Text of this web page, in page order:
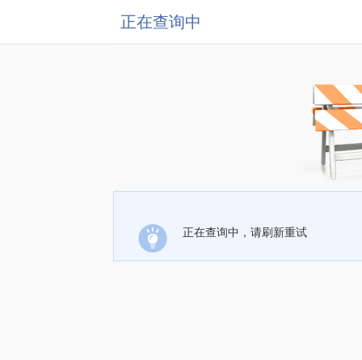
正在查询中
正在查询中，请刷新重试